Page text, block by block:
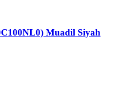
Muadil Siyah